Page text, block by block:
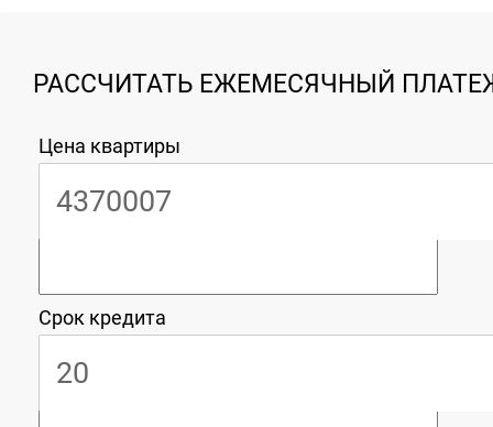
РАССЧИТАТЬ ЕЖЕМЕСЯЧНЫЙ
Цена квартиры
Срок кредита